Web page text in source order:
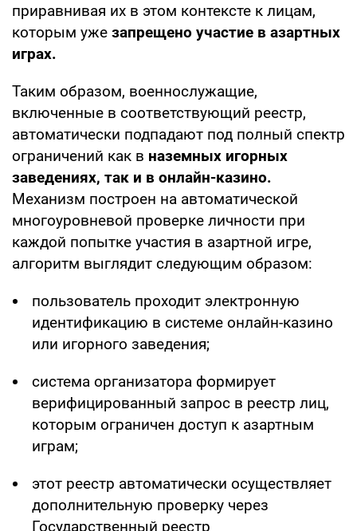
приравнивая их в этом контексте к лицам,
которым уже запрещено участие в азартных
играх.
Таким образом, военнослужащие,
включенные в соответствующий реестр,
автоматически подпадают под полный спектр
ограничений как в наземных игорных
заведениях, так и в онлайн-казино.
Механизм построен на автоматической
многоуровневой проверке личности при
каждой попытке участия в азартной игре,
алгоритм выглядит следующим образом:
пользователь проходит электронную
идентификацию в системе онлайн-казино
или игорного заведения;
система организатора формирует
верифицированный запрос в реестр лиц,
которым ограничен доступ к азартным
играм;
этот реестр автоматически осуществляет
дополнительную проверку через
Государственный реестр